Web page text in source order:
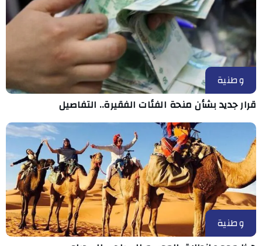
وطنية
قرار جديد بشأن منحة الفئات الفقيرة.. التفاصيل
وطنية